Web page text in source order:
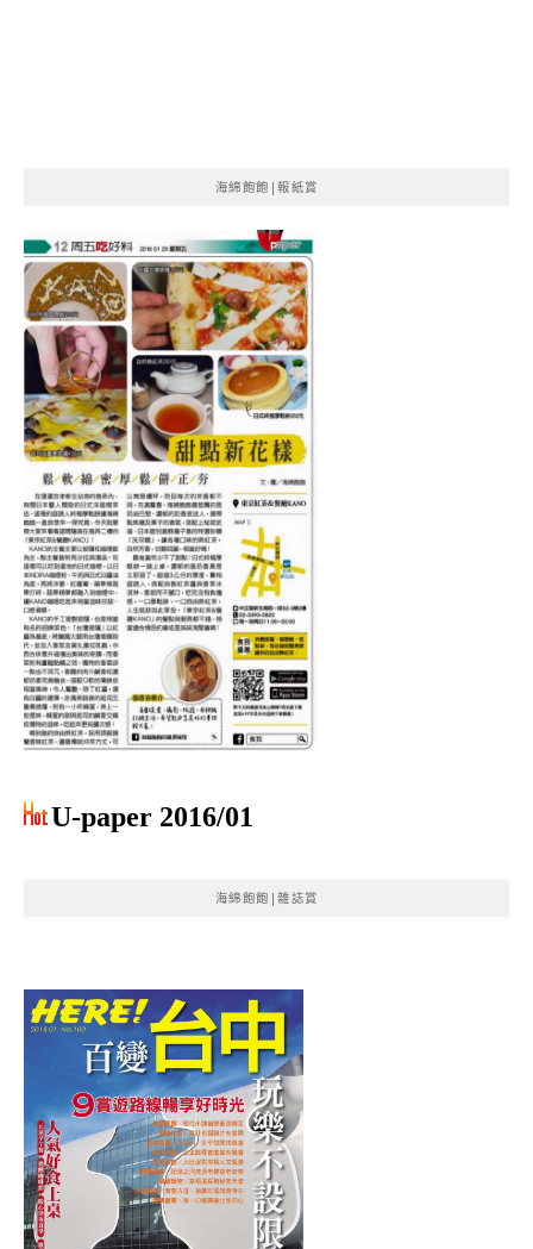
海綿飽飽|報紙賞
U-paper 2016/01
海綿飽飽|雜誌賞